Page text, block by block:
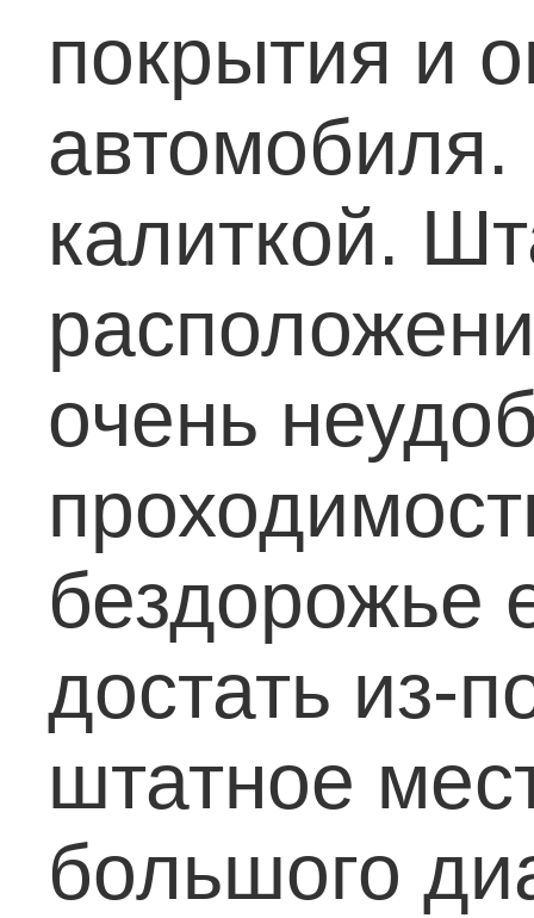
покрытия и
автомобиля.
калиткой.
очень
бездорожье
достать из-
штатное
большого